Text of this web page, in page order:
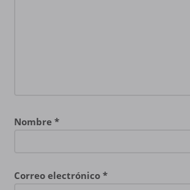
Nombre *
Correo electrónico *